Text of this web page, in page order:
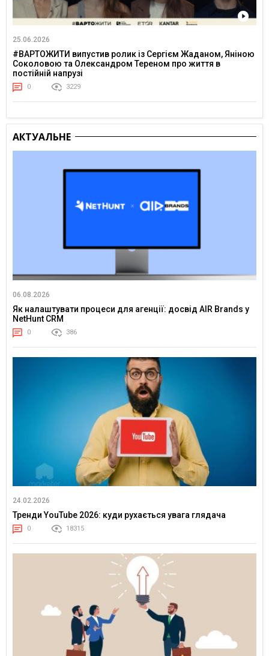
25.06.2026
#ВАРТОЖИТИ випустив ролик із Сергієм Жаданом, Яніною
Соколовою та Олександром Тереном про життя в
постійній напрузі
0 3229
АКТУАЛЬНЕ
06.08.2026
Як налаштувати процеси для агенції: досвід AIR Brands у
NetHunt CRM
0 386
24.02.2026
Тренди YouTube 2026: куди рухається увага глядача
0 18315